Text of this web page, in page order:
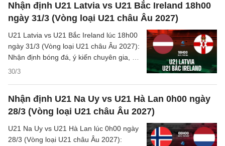
Nhận định U21 Latvia vs U21 Bắc Ireland 18h00
ngày 31/3 (Vòng loại U21 châu Âu 2027)
30/3
U21 Latvia vs U21 Bắc Ireland lúc 18h00
ngày 31/3 (Vòng loại U21 châu Âu 2027):
Nhận định bóng đá, ý kiến chuyên gia, dự
đoán kết quả, phân tích - thống kê chi tiết
Nhận định U21 Na Uy vs U21 Hà Lan 0h00 ngày
28/3 (Vòng loại U21 châu Âu 2027)
U21 Na Uy vs U21 Hà Lan lúc 0h00 ngày
28/3 (Vòng loại U21 châu Âu 2027):